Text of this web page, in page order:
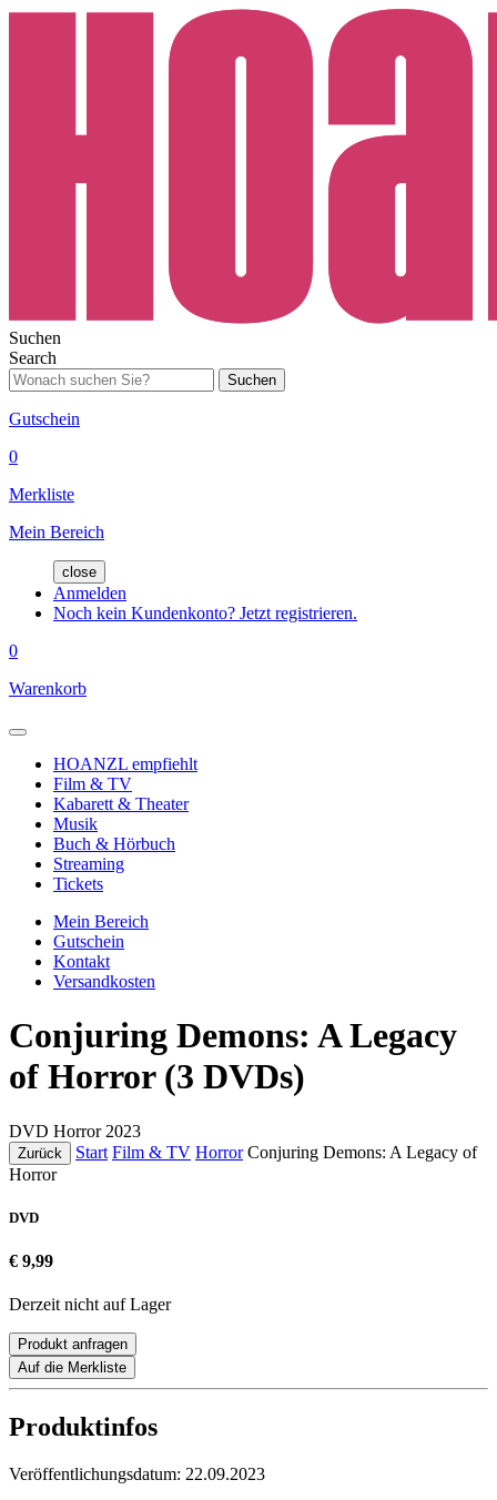
Suchen
Search
Suchen
Gutschein
0
Merkliste
Mein Bereich
close
Anmelden
Noch kein Kundenkonto? Jetzt registrieren.
0
Warenkorb
HOANZL empfiehlt
Film & TV
Kabarett & Theater
Musik
Buch & Hörbuch
Streaming
Tickets
Mein Bereich
Gutschein
Kontakt
Versandkosten
Conjuring Demons: A Legacy
of Horror (3 DVDs)
DVD Horror 2023
Zurück Start Film & TV Horror Conjuring Demons: A Legacy of
Horror
DVD
€ 9,99
Derzeit nicht auf Lager
Produkt anfragen
Auf die Merkliste
Produktinfos
Veröffentlichungsdatum: 22.09.2023